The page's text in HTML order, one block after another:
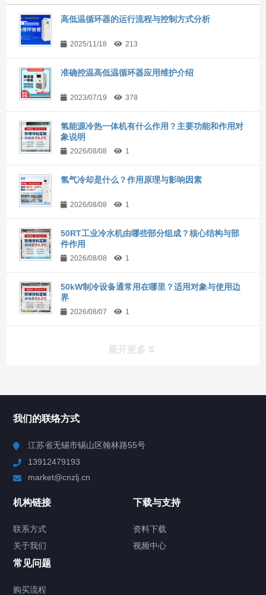
高低温循环器的运行流程与控制方式分析
2025/11/18 213
准确控温高低温循环器应用维护介绍
2023/07/19 378
氢能源冷热一体机有什么作用？主要功能和作用对
象说明
2026/08/08 1
氢气冷却是什么？作用原理与影响因素
2026/08/08 1
50RT工业冷水机由哪些部分组成？核心结构与部
件作用
2026/08/08 1
50kW制冷设备通常用在哪里？适用对象与使用边
界
2026/08/07 1
展开更多
Chiller高精度制冷循环器
TCU温度控制单元
Chiller气体控温系统
我们的联络方式
江苏省无锡市锡山区翰林路55号
13912479193
market@cnzlj.cn
机构链接
联系方式
关于我们
下载与支持
资料下载
视频中心
常见问题
购买流程